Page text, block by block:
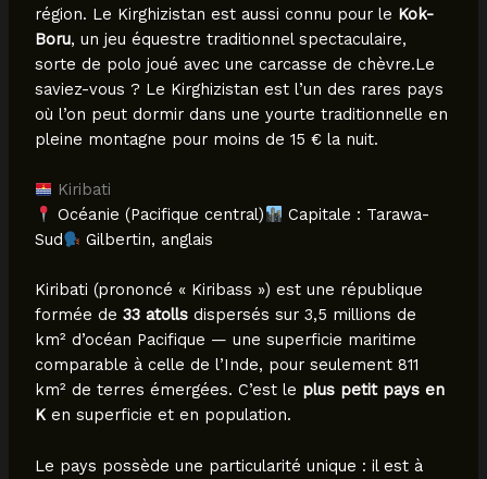
région. Le Kirghizistan est aussi connu pour le Kok-
Boru, un jeu équestre traditionnel spectaculaire,
sorte de polo joué avec une carcasse de chèvre.Le
saviez-vous ? Le Kirghizistan est l’un des rares pays
où l’on peut dormir dans une yourte traditionnelle en
pleine montagne pour moins de 15 € la nuit.
Kiribati
Océanie (Pacifique central)
Capitale : Tarawa-
Sud
Gilbertin, anglais
Kiribati (prononcé « Kiribass ») est une république
formée de 33 atollsdispersés sur 3,5 millions de
km² d’océan Pacifique — une superficie maritime
comparable à celle de l’Inde, pour seulement 811
km² de terres émergées. C’est le plus petit pays en
Ken superficie et en population.
Le pays possède une particularité unique : il est à